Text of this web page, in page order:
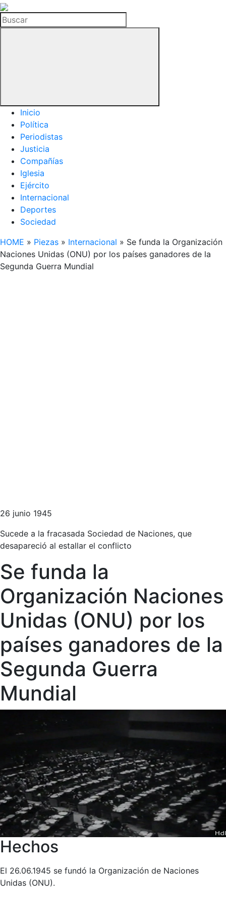
La
Hemeroteca
del
Buscar
Inicio
Política
Periodistas
Justicia
Compañías
Iglesia
Ejército
Internacional
Deportes
Sociedad
HOME » Piezas » Internacional » Se funda la Organización
Naciones Unidas (ONU) por los países ganadores de la
Segunda Guerra Mundial
26 junio 1945
Sucede a la fracasada Sociedad de Naciones, que
desapareció al estallar el conflicto
Se funda la
Organización Naciones
Unidas (ONU) por los
países ganadores de la
Segunda Guerra
Mundial
Hechos
El 26.06.1945 se fundó la Organización de Naciones
Unidas (ONU).